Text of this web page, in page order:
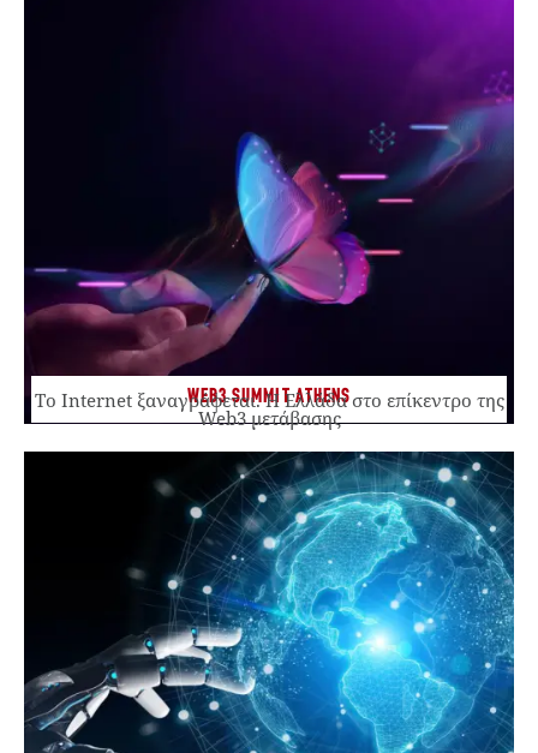
WEB3 SUMMIT ATHENS
Το Internet ξαναγράφεται. Η Ελλάδα στο επίκεντρο της
Web3 μετάβασης